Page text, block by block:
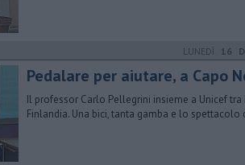
LUNEDÌ 16
Pedalare per aiutare, a Capo
Il professor Carlo Pellegrini insieme a Unicef tra
Finlandia. Una bici, tanta gamba e lo